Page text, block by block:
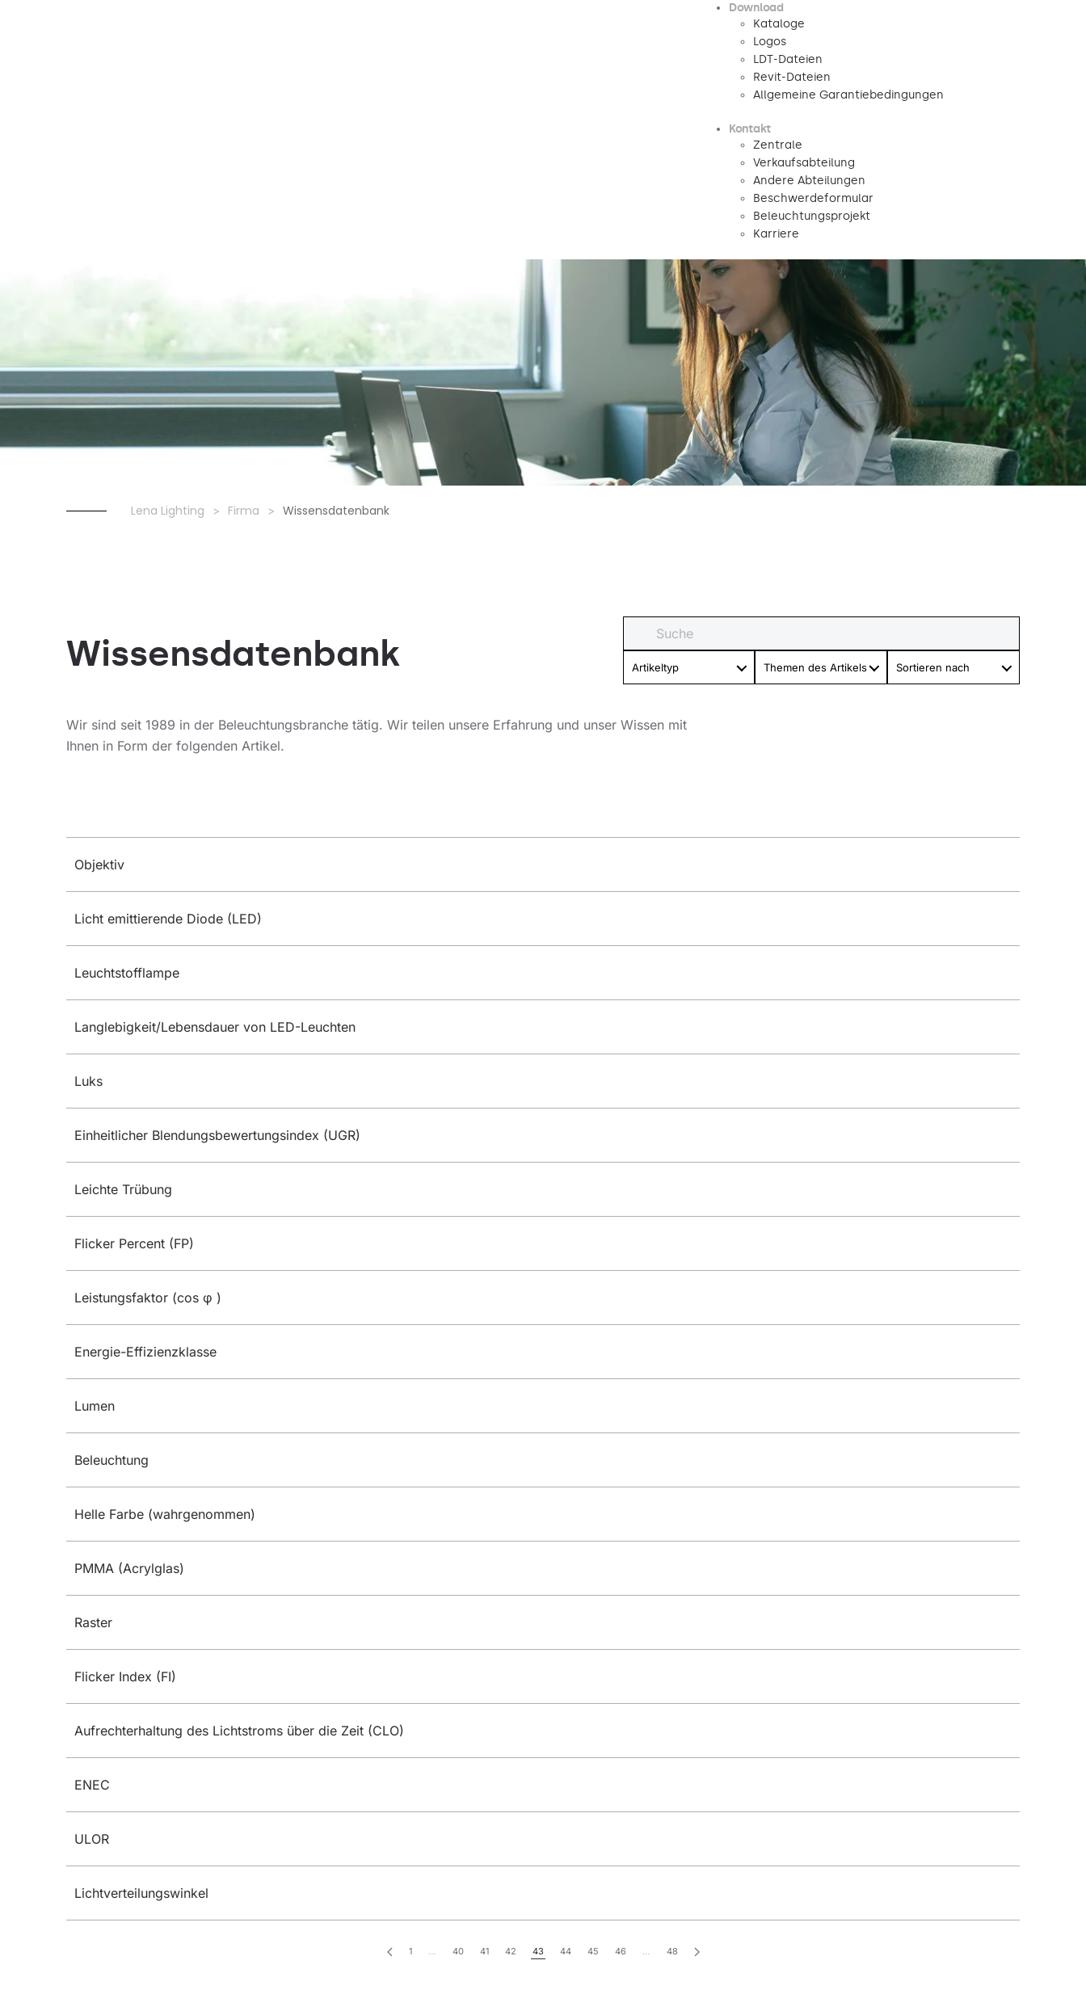
Download
Kataloge
Logos
LDT-Dateien
Revit-Dateien
Allgemeine Garantiebedingungen
Kontakt
Zentrale
Verkaufsabteilung
Andere Abteilungen
Beschwerdeformular
Beleuchtungsprojekt
Karriere
Lena Lighting Firma Wissensdatenbank
Wissensdatenbank Artikeltyp Themen des Artikels Sortieren nach
Wir sind seit 1989 in der Beleuchtungsbranche tätig. Wir teilen unsere Erfahrung und unser Wissen mit
Ihnen in Form der folgenden Artikel.
Objektiv
Licht emittierende Diode (LED)
Leuchtstofflampe
Langlebigkeit/Lebensdauer von LED-Leuchten
Luks
Einheitlicher Blendungsbewertungsindex (UGR)
Leichte Trübung
Flicker Percent (FP)
Leistungsfaktor (cos φ )
Energie-Effizienzklasse
Lumen
Beleuchtung
Helle Farbe (wahrgenommen)
PMMA (Acrylglas)
Raster
Flicker Index (FI)
Aufrechterhaltung des Lichtstroms über die Zeit (CLO)
ENEC
ULOR
Lichtverteilungswinkel
1 … 40 41 42 43 44 45 46 … 48